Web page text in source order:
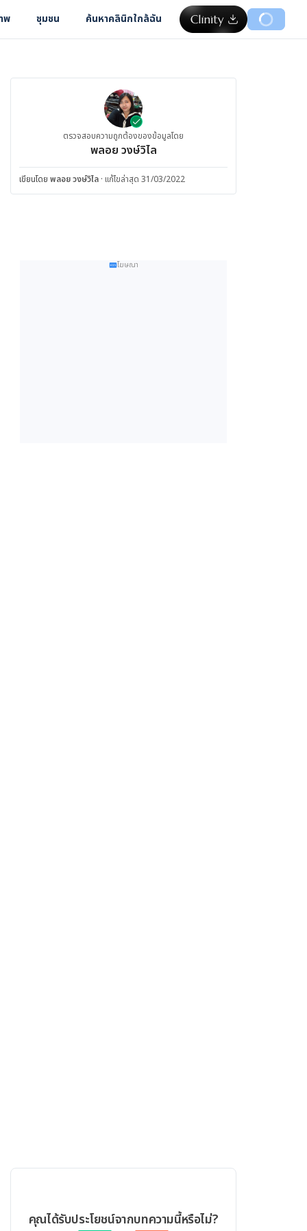
พ ชุมชน ค้นหาคลินิกใกล้ฉัน
ตรวจสอบความถูกต้องของข้อมูลโดย
พลอย วงษ์วิไล
เขียนโดย พลอย วงษ์วิไล · แก้ไขล่าสุด 31/03/2022
โฆษณา
คุณได้รับประโยชน์จากบทความนี้หรือไม่?